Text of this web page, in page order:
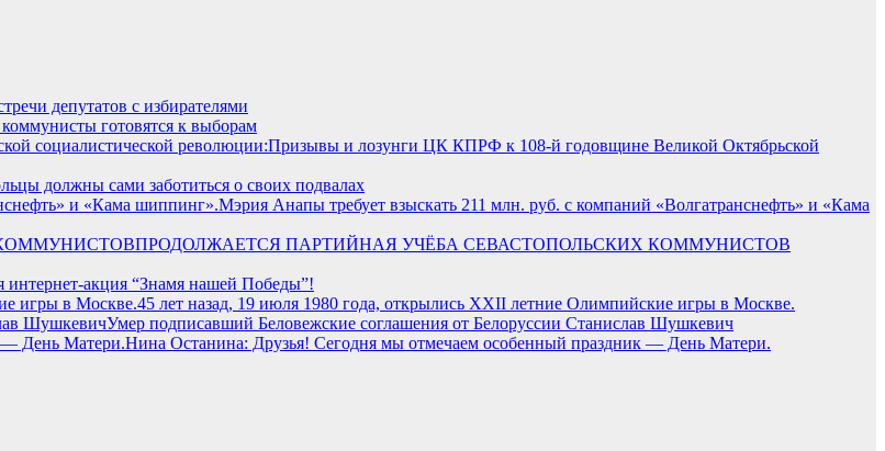
депутатов с избирателями
готовятся к выборам
Призывы и лозунги ЦК КПРФ к 108-й годовщине Великой Октябрьской
должны сами заботиться о своих подвалах
Мэрия Анапы требует взыскать 211 млн. руб. с компаний «Волгатранснефть» и «Кама
ПРОДОЛЖАЕТСЯ ПАРТИЙНАЯ УЧЁБА СЕВАСТОПОЛЬСКИХ КОММУНИСТОВ
интернет-акция “Знамя нашей Победы”!
45 лет назад, 19 июля 1980 года, открылись XXII летние Олимпийские игры в Москве.
Умер подписавший Беловежские соглашения от Белоруссии Станислав Шушкевич
Нина Останина: Друзья! Сегодня мы отмечаем особенный праздник — День Матери.